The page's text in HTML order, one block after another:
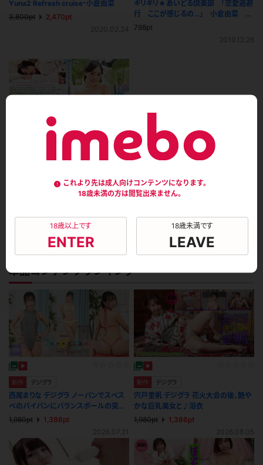
これより先は成人向けコンテンツになります。
18歳未満の方は閲覧出来ません。
18歳以上です
ENTER
18歳未満です
LEAVE
Yuna2 Refresh cruise・小倉由菜
3,800pt
2,470pt
2020.02.24
ギリギリ★あいどる倶楽部 「恋愛逃避
行 ここが感じるの…」 小倉由菜 写
真集
798pt
2019.12.26
小倉由菜をひとりじめ。～ヒミツのリゾ
2019.02.28
単品コンテンツランキング
新作 デジグラ
西尾まりな デジグラ ノーパンでスベス
ベのパイパンにバランスボールの突起
を押し当てる！ 水着三昧
1,980pt
1,386pt
2026.07.21
新作 デジグラ
宍戸里帆 デジグラ 花火大会の後、艶や
かな巨乳美女と♪浴衣
1,980pt
1,386pt
2026.08.05